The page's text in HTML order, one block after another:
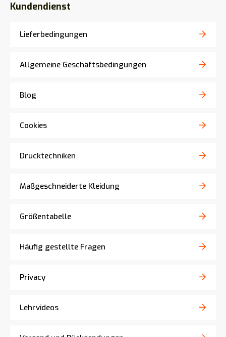
Kundendienst
Lieferbedingungen
Allgemeine Geschäftsbedingungen
Blog
Cookies
Drucktechniken
Maßgeschneiderte Kleidung
Größentabelle
Häufig gestellte Fragen
Privacy
Lehrvideos